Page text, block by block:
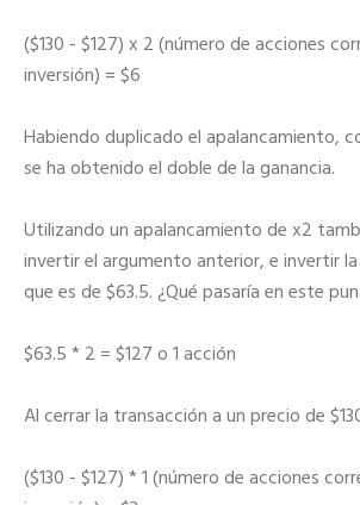
($130 - $127) x 2 (número de acciones
inversión) = $6
Habiendo duplicado el apalancamiento,
se ha obtenido el doble de la ganancia.
Utilizando un apalancamiento de x2
invertir el argumento anterior, e invertir
que es de $63.5. ¿Qué pasaría en este
$63.5 * 2 = $127 o 1 acción
Al cerrar la transacción a un precio de
($130 - $127) * 1 (número de acciones